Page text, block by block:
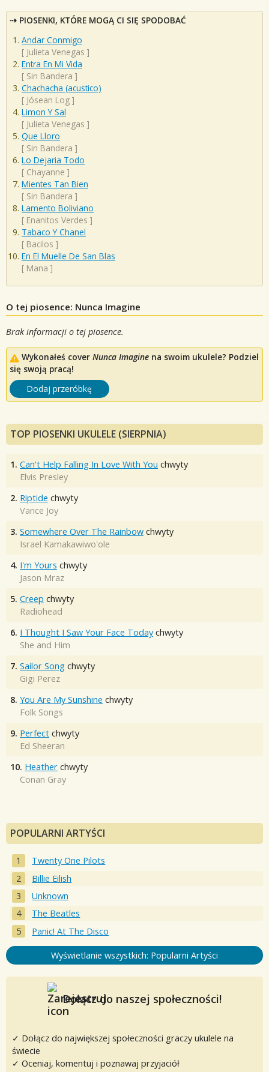
PIOSENKI, KTÓRE MOGĄ CI SIĘ SPODOBAĆ
Andar Conmigo
[ Julieta Venegas ]
Entra En Mi Vida
[ Sin Bandera ]
Chachacha (acustico)
[ Jósean Log ]
Limon Y Sal
[ Julieta Venegas ]
Que Lloro
[ Sin Bandera ]
Lo Dejaria Todo
[ Chayanne ]
Mientes Tan Bien
[ Sin Bandera ]
Lamento Boliviano
[ Enanitos Verdes ]
Tabaco Y Chanel
[ Bacilos ]
En El Muelle De San Blas
[ Mana ]
O tej piosence: Nunca Imagine
Brak informacji o tej piosence.
Wykonałeś cover Nunca Imagine na swoim ukulele? Podziel
się swoją pracą!
Dodaj przeróbkę
TOP PIOSENKI UKULELE (SIERPNIA)
1. Can't Help Falling In Love With You chwyty
Elvis Presley
2. Riptide chwyty
Vance Joy
3. Somewhere Over The Rainbow chwyty
Israel Kamakawiwo'ole
4. I'm Yours chwyty
Jason Mraz
5. Creep chwyty
Radiohead
6. I Thought I Saw Your Face Today chwyty
She and Him
7. Sailor Song chwyty
Gigi Perez
8. You Are My Sunshine chwyty
Folk Songs
9. Perfect chwyty
Ed Sheeran
10. Heather chwyty
Conan Gray
POPULARNI ARTYŚCI
Twenty One Pilots
Billie Eilish
Unknown
The Beatles
Panic! At The Disco
Wyświetlanie wszystkich: Popularni Artyści
Dołącz do naszej społeczności!
✓ Dołącz do największej społeczności graczy ukulele na
świecie
✓ Oceniaj, komentuj i poznawaj przyjaciół